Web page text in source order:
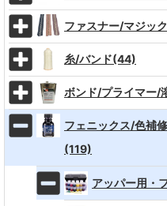
ファスナー/マジッ
糸/バンド(44)
ボンド/プライマー/
フェニックス/色補
(119)
アッパー用・